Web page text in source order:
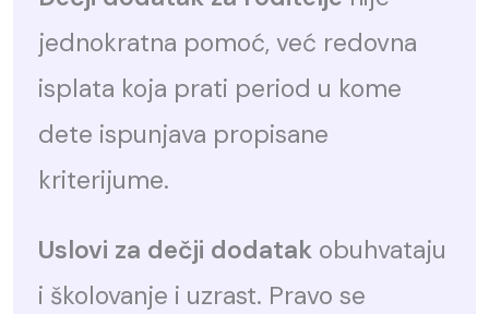
jednokratna pomoć, već redovna
isplata koja prati period u kome
dete ispunjava propisane
kriterijume.
Uslovi za dečji dodatak obuhvataju
i školovanje i uzrast. Pravo se